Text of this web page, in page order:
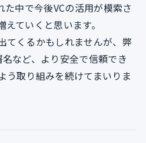
中で今後VCの活用が模索さ
ていくと思います。
てくるかもしれませんが、弊
など、より安全で信頼でき
う取り組みを続けてまいりま